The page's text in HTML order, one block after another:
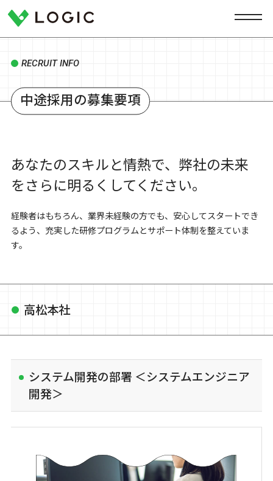
RECRUIT INFO
中途採用の募集要項
あなたのスキルと情熱で、 弊社の未来
をさらに明るくしてください。
経験者はもちろん、業界未経験の方でも、安心してスタートでき
るよう、充実した研修プログラムとサポート体制を整えていま
す。
高松本社
システム開発の部署 ＜システムエンジニア
開発＞